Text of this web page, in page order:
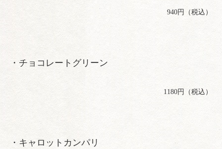
940円（税込）
・チョコレートグリーン
1180円（税込）
・キャロットカンパリ